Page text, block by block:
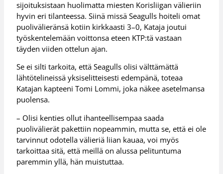
sijoituksistaan huolimatta miesten Korisliigan välieriin
hyvin eri tilanteessa. Siinä missä Seagulls hoiteli omat
puolivälieränsä kotiin kirkkaasti 3–0, Kataja joutui
työskentelemään voittonsa eteen KTP:tä vastaan
täyden viiden ottelun ajan.
Se ei silti tarkoita, että Seagulls olisi välttämättä
lähtötelineissä yksiselitteisesti edempänä, toteaa
Katajan kapteeni Tomi Lommi, joka näkee asetelmansa
puolensa.
– Olisi kenties ollut ihanteellisempaa saada
puolivälierät pakettiin nopeammin, mutta se, että ei ole
tarvinnut odotella välieriä liian kauaa, voi myös
tarkoittaa sitä, että meillä on alussa pelituntuma
paremmin yllä, hän muistuttaa.